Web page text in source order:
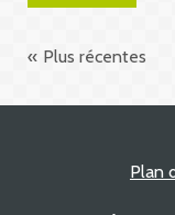
Plus récentes
Plan